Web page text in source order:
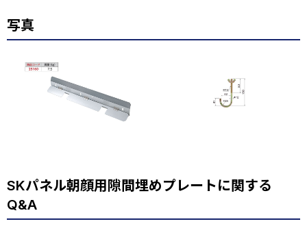
写真
SKパネル朝顔用隙間埋めプレートに関する
Q&A